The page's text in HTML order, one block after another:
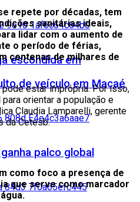
escondida em
de veículo em Macaé
palco global
repete por décadas, tem
sanitárias ideais,
lidar com o aumento de
o período de férias,
centenas de milhares de
pode estar imprópria. Por isso,
orientar a população e
Claudia Lamparelli, gerente
da Cetesb.
como foco a presença de
que serve como marcador